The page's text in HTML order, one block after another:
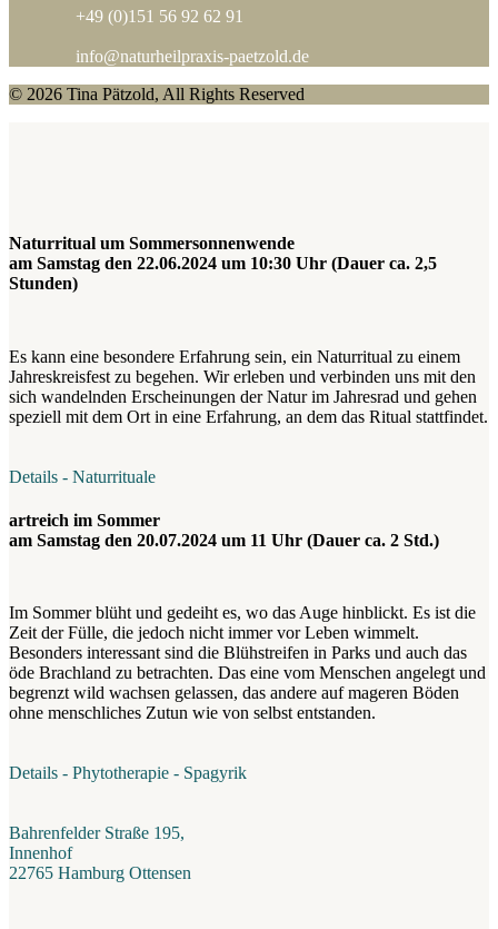
+49 (0)151 56 92 62 91
info@naturheilpraxis-paetzold.de
© 2026 Tina Pätzold, All Rights Reserved
Naturritual um Sommersonnenwende
am Samstag den 22.06.2024 um 10:30 Uhr (Dauer ca. 2,5
Stunden)
Es kann eine besondere Erfahrung sein, ein Naturritual zu einem
Jahreskreisfest zu begehen. Wir erleben und verbinden uns mit den
sich wandelnden Erscheinungen der Natur im Jahresrad und gehen
speziell mit dem Ort in eine Erfahrung, an dem das Ritual stattfindet.
Details - Naturrituale
artreich im Sommer
am Samstag den 20.07.2024 um 11 Uhr (Dauer ca. 2 Std.)
Im Sommer blüht und gedeiht es, wo das Auge hinblickt. Es ist die
Zeit der Fülle, die jedoch nicht immer vor Leben wimmelt.
Besonders interessant sind die Blühstreifen in Parks und auch das
öde Brachland zu betrachten. Das eine vom Menschen angelegt und
begrenzt wild wachsen gelassen, das andere auf mageren Böden
ohne menschliches Zutun wie von selbst entstanden.
Details - Phytotherapie - Spagyrik
Bahrenfelder Straße 195,
Innenhof
22765 Hamburg Ottensen